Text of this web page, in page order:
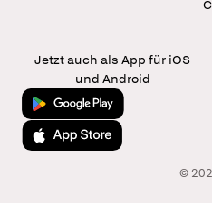
Jetzt auch als App für iOS
und Android
Jetzt bei Google Play
Laden im App Store
©